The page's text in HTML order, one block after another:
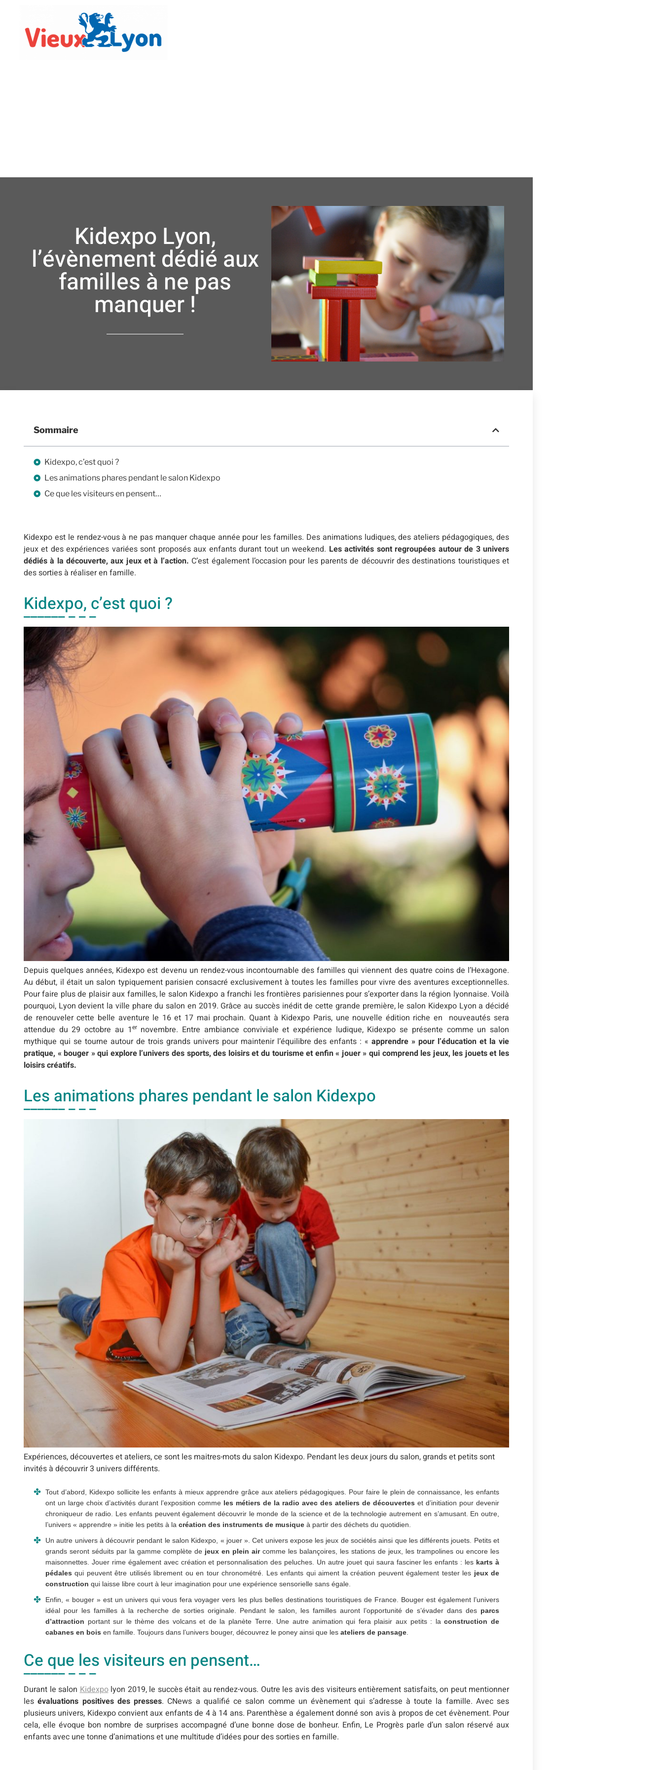
Kidexpo Lyon,
l’évènement dédié aux
familles à ne pas
manquer !
Sommaire
Kidexpo, c’est quoi ?
Les animations phares pendant le salon Kidexpo
Ce que les visiteurs en pensent…
Kidexpo est le rendez-vous à ne pas manquer chaque année pour les familles. Des animations ludiques, des ateliers pédagogiques, des
jeux et des expériences variées sont proposés aux enfants durant tout un weekend. Les activités sont regroupées autour de 3 univers
dédiés à la découverte, aux jeux et à l’action. C’est également l’occasion pour les parents de découvrir des destinations touristiques et
des sorties à réaliser en famille.
Kidexpo, c’est quoi ?
Depuis quelques années, Kidexpo est devenu un rendez-vous incontournable des familles qui viennent des quatre coins de l’Hexagone.
Au début, il était un salon typiquement parisien consacré exclusivement à toutes les familles pour vivre des aventures exceptionnelles.
Pour faire plus de plaisir aux familles, le salon Kidexpo a franchi les frontières parisiennes pour s’exporter dans la région lyonnaise. Voilà
pourquoi, Lyon devient la ville phare du salon en 2019. Grâce au succès inédit de cette grande première, le salon Kidexpo Lyon a décidé
de renouveler cette belle aventure le 16 et 17 mai prochain. Quant à Kidexpo Paris, une nouvelle édition riche en nouveautés sera
attendue du 29 octobre au 1ernovembre. Entre ambiance conviviale et expérience ludique, Kidexpo se présente comme un salon
mythique qui se tourne autour de trois grands univers pour maintenir l’équilibre des enfants : «apprendre » pour l’éducation et la vie
pratique, « bouger » qui explore l’univers des sports, des loisirs et du tourisme et enfin « jouer » qui comprend les jeux, les jouets et les
loisirs créatifs.
Les animations phares pendant le salon Kidexpo
Expériences, découvertes et ateliers, ce sont les maitres-mots du salon Kidexpo. Pendant les deux jours du salon, grands et petits sont
invités à découvrir 3 univers différents.
Tout d’abord, Kidexpo sollicite les enfants à mieux apprendre grâce aux ateliers pédagogiques. Pour faire le plein de connaissance, les enfants
ont un large choix d’activités durant l’exposition comme les métiers de la radio avec des ateliers de découvertes et d’initiation pour devenir
chroniqueur de radio. Les enfants peuvent également découvrir le monde de la science et de la technologie autrement en s’amusant. En outre,
l’univers « apprendre » initie les petits à la création des instruments de musique à partir des déchets du quotidien.
Un autre univers à découvrir pendant le salon Kidexpo, « jouer ». Cet univers expose les jeux de sociétés ainsi que les différents jouets. Petits et
grands seront séduits par la gamme complète de jeux en plein aircomme les balançoires, les stations de jeux, les trampolines ou encore les
maisonnettes. Jouer rime également avec création et personnalisation des peluches. Un autre jouet qui saura fasciner les enfants : les karts à
pédalesqui peuvent être utilisés librement ou en tour chronométré. Les enfants qui aiment la création peuvent également tester les jeux de
construction qui laisse libre court à leur imagination pour une expérience sensorielle sans égale.
Enfin, « bouger » est un univers qui vous fera voyager vers les plus belles destinations touristiques de France. Bouger est également l’univers
idéal pour les familles à la recherche de sorties originale. Pendant le salon, les familles auront l’opportunité de s’évader dans des parcs
d’attraction portant sur le thème des volcans et de la planète Terre. Une autre animation qui fera plaisir aux petits : laconstruction de
cabanes en bois en famille. Toujours dans l’univers bouger, découvrez le poney ainsi que les ateliers de pansage.
Ce que les visiteurs en pensent…
Durant le salonKidexpolyon 2019, le succès était au rendez-vous. Outre les avis des visiteurs entièrement satisfaits, on peut mentionner
lesévaluations positives des presses. CNews a qualifié ce salon comme un évènement qui s’adresse à toute la famille. Avec ses
plusieurs univers, Kidexpo convient aux enfants de 4 à 14 ans. Parenthèse a également donné son avis à propos de cet évènement. Pour
cela, elle évoque bon nombre de surprises accompagné d’une bonne dose de bonheur. Enfin, Le Progrès parle d’un salon réservé aux
enfants avec une tonne d’animations et une multitude d’idées pour des sorties en famille.